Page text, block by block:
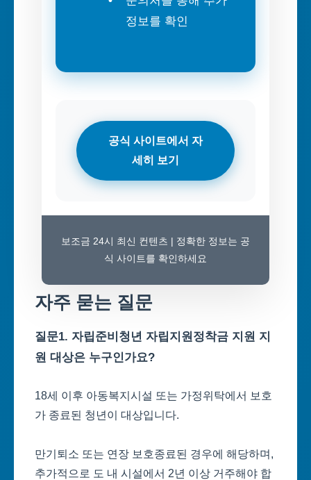
정보를 확인
공식 사이트에서 자
세히 보기
보조금 24시 최신 컨텐츠 | 정확한 정보는 공
식 사이트를 확인하세요
자주 묻는 질문
질문1. 자립준비청년 자립지원정착금 지원 지
원 대상은 누구인가요?
18세 이후 아동복지시설 또는 가정위탁에서 보호
가 종료된 청년이 대상입니다.
만기퇴소 또는 연장 보호종료된 경우에 해당하며,
추가적으로 도 내 시설에서 2년 이상 거주해야 합